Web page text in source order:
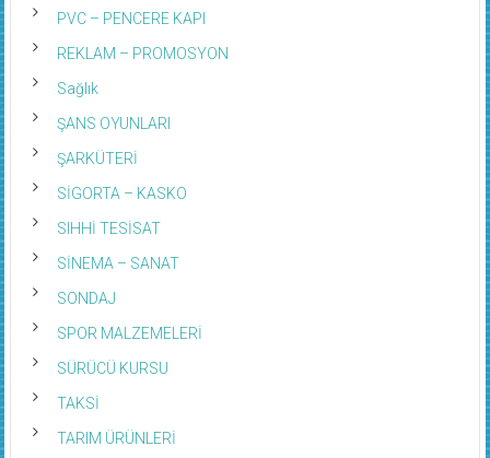
PVC – PENCERE KAPI
REKLAM – PROMOSYON
Sağlık
ŞANS OYUNLARI
ŞARKÜTERİ
SİGORTA – KASKO
SIHHİ TESİSAT
SİNEMA – SANAT
SONDAJ
SPOR MALZEMELERİ
SÜRÜCÜ KURSU
TAKSİ
TARIM ÜRÜNLERİ